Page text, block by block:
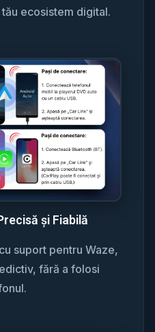
ecosistem digital.
și Fiabilă
suport pentru Waze,
fără a folosi